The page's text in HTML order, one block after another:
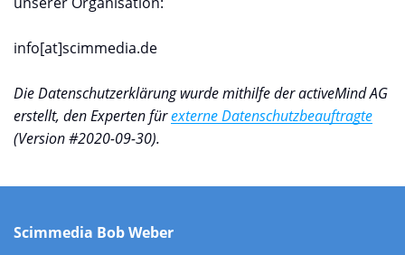
info[at]scimmedia.de
Die Datenschutzerklärung wurde mithilfe der activeMind AG
erstellt, den Experten fürexterne Datenschutzbeauftragte
(Version #2020-09-30).
Scimmedia Bob Weber